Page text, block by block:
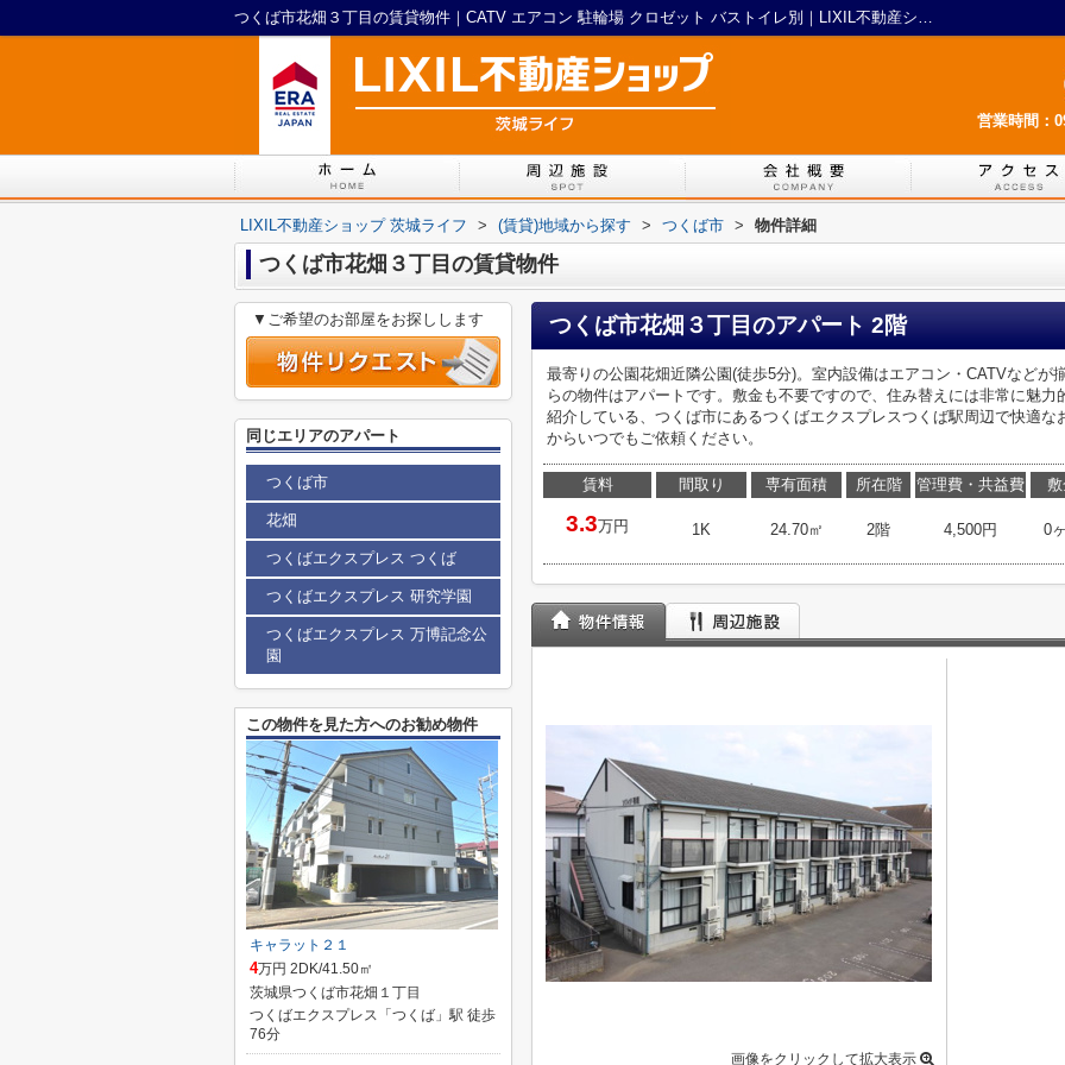
つくば市花畑３丁目の賃貸物件｜CATV エアコン 駐輪場 クロゼット バストイレ別｜LIXIL不動産ショップ 茨城ライフ
営業時間：
LIXIL不動産ショップ 茨城ライフ > (賃貸)地域から探す > つくば市 > 物件詳細
つくば市花畑３丁目の賃貸物件
つくば市花畑３丁目のアパート 2階
最寄りの公園花畑近隣公園(徒歩5分)。室内設備はエアコン・CATVなどが
らの物件はアパートです。敷金も不要ですので、住み替えには非常に魅
紹介している、つくば市にあるつくばエクスプレスつくば駅周辺で快適な
からいつでもご依頼ください。
賃料
3.3万円
間取り
1K
専有面積
24.70㎡
所在階
2階
管理費・共益費
4,500円 0
画像をクリックして拡大表示
▼ご希望のお部屋をお探しします
同じエリアのアパート
つくば市
花畑
つくばエクスプレス つくば
つくばエクスプレス 研究学園
つくばエクスプレス 万博記念公
園
この物件を見た方へのお勧め物件
キャラット２１
4万円 2DK/41.50㎡
茨城県つくば市花畑１丁目
つくばエクスプレス「つくば」駅 徒歩
76分